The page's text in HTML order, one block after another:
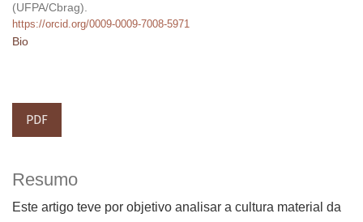
(UFPA/Cbrag).
https://orcid.org/0009-0009-7008-5971
Bio
PDF
Resumo
Este artigo teve por objetivo analisar a cultura material da